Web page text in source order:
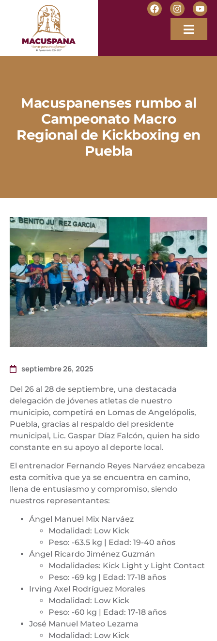
Macuspanenses rumbo al
Campeonato Macro
Regional de Kickboxing en
Puebla
septiembre 26, 2025
Del 26 al 28 de septiembre, una destacada
delegación de jóvenes atletas de nuestro
municipio, competirá en Lomas de Angelópolis,
Puebla, gracias al respaldo del presidente
municipal, Lic. Gaspar Díaz Falcón, quien ha sido
constante en su apoyo al deporte local.
El entrenador Fernando Reyes Narváez encabeza
esta comitiva que ya se encuentra en camino,
llena de entusiasmo y compromiso, siendo
nuestros representantes:
Ángel Manuel Mix Narváez
Modalidad: Low Kick
Peso: -63.5 kg | Edad: 19-40 años
Ángel Ricardo Jiménez Guzmán
Modalidades: Kick Light y Light Contact
Peso: -69 kg | Edad: 17-18 años
Irving Axel Rodríguez Morales
Modalidad: Low Kick
Peso: -60 kg | Edad: 17-18 años
José Manuel Mateo Lezama
Modalidad: Low Kick